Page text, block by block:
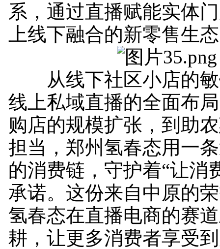
系，通过直播赋能实体
上线下融合的新零售生
从线下社区小店的敏
线上私域直播的全面布
购店的规模扩张，到助
担当，郑州氢春态用一
的消费链，守护着“让消
承诺。这份来自中原的
氢春态在直播电商的赛
耕，让更多消费者享受